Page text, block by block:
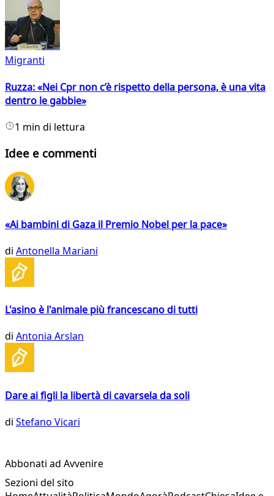
Migranti
Ruzza: «Nei Cpr non c’è rispetto della persona, è una vita
dentro le gabbie»
1 min di lettura
Idee e commenti
«Ai bambini di Gaza il Premio Nobel per la pace»
di Antonella Mariani
L'asino è l'animale più francescano di tutti
di Antonia Arslan
Dare ai figli la libertà di cavarsela da soli
di Stefano Vicari
Abbonati ad Avvenire
Sezioni del sito